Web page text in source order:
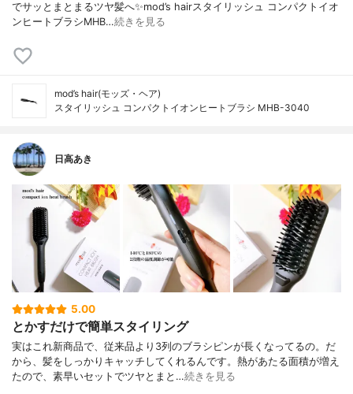
でサッとまとまるツヤ髪へ✨mod’s hairスタイリッシュ コンパクトイオ
ンヒートブラシMHB…続きを見る
mod’s hair(モッズ・ヘア)
スタイリッシュ コンパクトイオンヒートブラシ MHB-3040
日高あき
5.00
とかすだけで簡単スタイリング
実はこれ新商品で、従来品より3列のブラシピンが長くなってるの。だ
から、髪をしっかりキャッチしてくれるんです。熱があたる面積が増え
たので、素早いセットでツヤとまと…続きを見る